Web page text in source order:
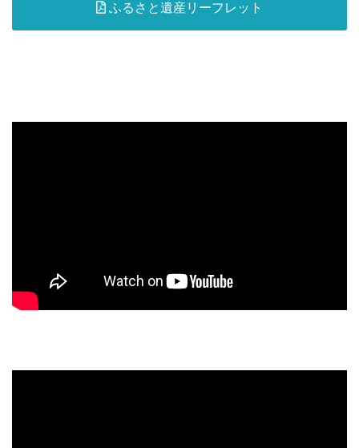
ふるさと遺産リーフレット